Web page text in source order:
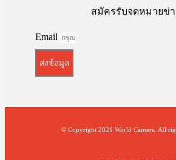
สมัครรับจดหมายข่า
Email
ส่งข้อมูล
© Copyright 2021 World Camera. All